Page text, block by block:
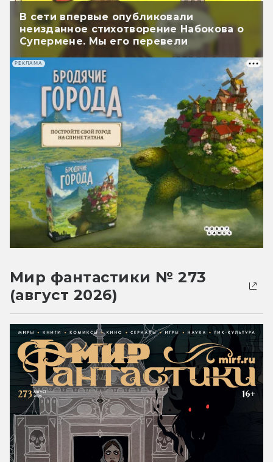
В сети впервые опубликовали
неизданное стихотворение Набокова о
Супермене. Мы его перевели
РЕКЛАМА
Мир фантастики № 273
(август 2026)